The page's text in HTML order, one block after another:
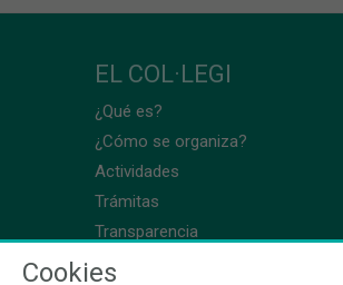
EL COL·LEGI
¿Qué es?
¿Cómo se organiza?
Actividades
Trámitas
Transparencia
Cookies